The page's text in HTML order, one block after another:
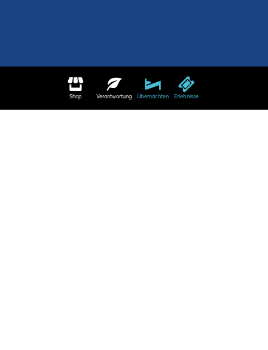
Shop Verantwortung Übernachten Erlebnisse